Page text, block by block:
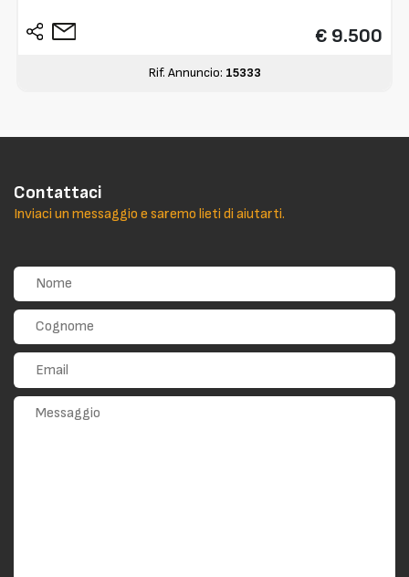
€ 9.500
Rif. Annuncio: 15333
Contattaci
Inviaci un messaggio e saremo lieti di aiutarti.